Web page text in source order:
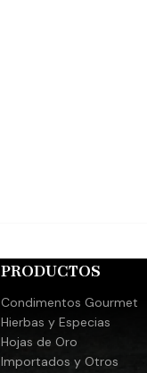
PRODUCTOS
Condimentos Gourmet
Hierbas y Especias
Hojas de Oro
Importados y Otros